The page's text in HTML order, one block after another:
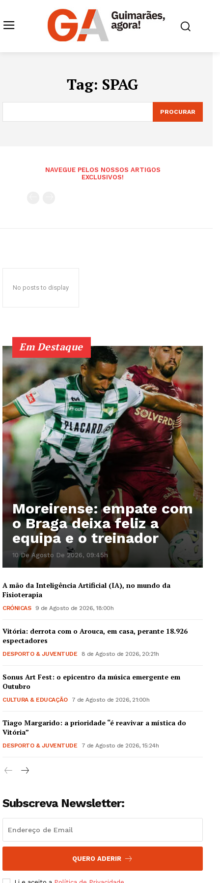
Guimarães, agora!
Institucional
Artigos
Edição Digital
Grande Entrevista
Tag: SPAG
PROCURAR
NAVEGUE PELOS NOSSOS ARTIGOS
EXCLUSIVOS!
No posts to display
Em Destaque
Moreirense: empate com
o Braga deixa feliz a
equipa e o treinador
10 De Agosto De 2026, 09:45h
A mão da Inteligência Artificial (IA), no mundo da
Fisioterapia
CRÓNICAS 9 de Agosto de 2026, 18:00h
Vitória: derrota com o Arouca, em casa, perante 18.926
espectadores
DESPORTO & JUVENTUDE 8 de Agosto de 2026, 20:21h
Sonus Art Fest: o epicentro da música emergente em
Outubro
CULTURA & EDUCAÇÃO 7 de Agosto de 2026, 21:00h
Tiago Margarido: a prioridade “é reavivar a mística do
Vitória”
DESPORTO & JUVENTUDE 7 de Agosto de 2026, 15:24h
Subscreva Newsletter:
QUERO ADERIR